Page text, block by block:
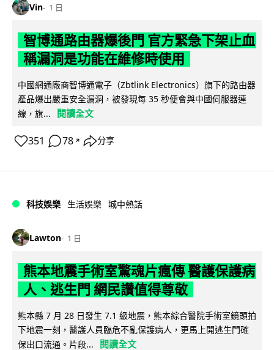
Vin 1 日
智博通路由器爆後門 官方緊急下架止血
稱漏洞是功能在維修時使用
中國網通廠商智博通電子（Zbtlink Electronics）旗下的路由器
產品爆出嚴重安全漏洞，被發現每 35 秒便會與中國伺服器連
線，旗...
閱讀全文
351 78 ↗ 分享
科技娛樂 生活娛樂 城中熱話
Lawton 1 日
熊本地震手術室驚魂片瘋傳 醫護保護病
人、逃生門 網民讚值得尊敬
熊本縣 7 月 28 日發生 7.1 級地震，熊本綜合醫院手術室鏡頭拍
下地震一刻，醫護人員臨危不亂保護病人，更馬上開逃生門確
保出口流通。片段...
閱讀全文